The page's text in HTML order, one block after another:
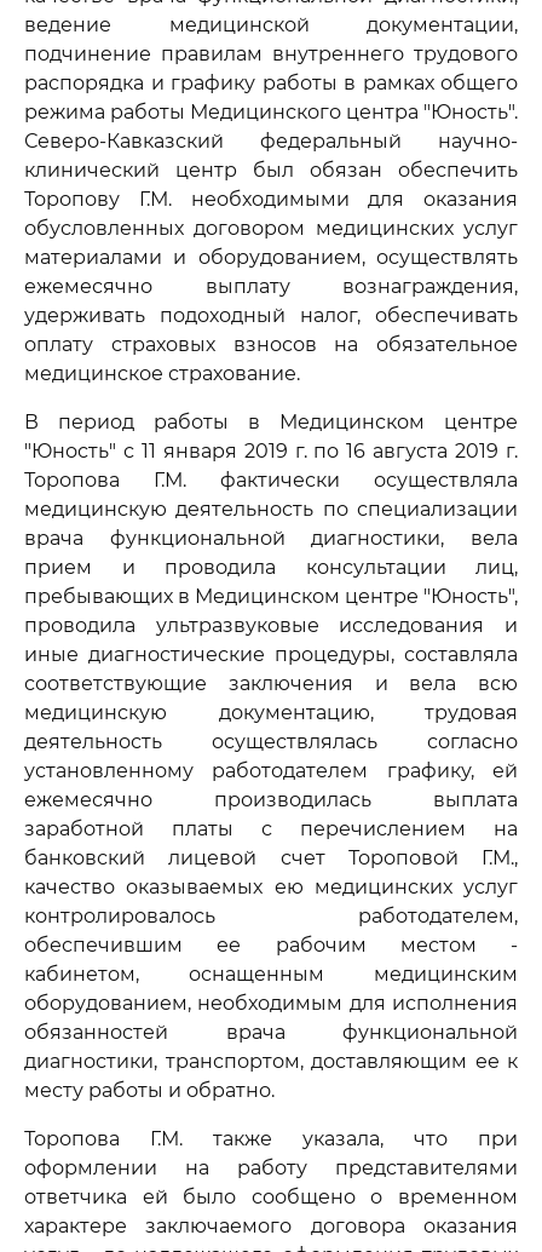
ведение медицинской документации,
подчинение правилам внутреннего трудового
распорядка и графику работы в рамках общего
режима работы Медицинского центра "Юность".
Северо-Кавказский федеральный научно-
клинический центр был обязан обеспечить
Торопову Г.М. необходимыми для оказания
обусловленных договором медицинских услуг
материалами и оборудованием, осуществлять
ежемесячно выплату вознаграждения,
удерживать подоходный налог, обеспечивать
оплату страховых взносов на обязательное
медицинское страхование.
В период работы в Медицинском центре
"Юность" с 11 января 2019 г. по 16 августа 2019 г.
Торопова Г.М. фактически осуществляла
медицинскую деятельность по специализации
врача функциональной диагностики, вела
прием и проводила консультации лиц,
пребывающих в Медицинском центре "Юность",
проводила ультразвуковые исследования и
иные диагностические процедуры, составляла
соответствующие заключения и вела всю
медицинскую документацию, трудовая
деятельность осуществлялась согласно
установленному работодателем графику, ей
ежемесячно производилась выплата
заработной платы с перечислением на
банковский лицевой счет Тороповой Г.М.,
качество оказываемых ею медицинских услуг
контролировалось работодателем,
обеспечившим ее рабочим местом -
кабинетом, оснащенным медицинским
оборудованием, необходимым для исполнения
обязанностей врача функциональной
диагностики, транспортом, доставляющим ее к
месту работы и обратно.
Торопова Г.М. также указала, что при
оформлении на работу представителями
ответчика ей было сообщено о временном
характере заключаемого договора оказания